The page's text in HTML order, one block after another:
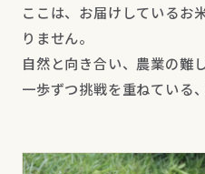
ここは、お届けしているお
りません。
自然と向き合い、農業の難
一歩ずつ挑戦を重ねている